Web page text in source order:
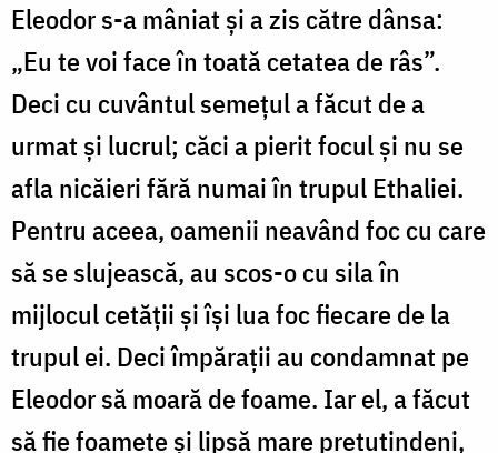
Eleodor s-a mâniat și a zis către dânsa:
„Eu te voi face în toată cetatea de râs”.
Deci cu cuvântul semețul a făcut de a
urmat și lucrul; căci a pierit focul și nu se
afla nicăieri fără numai în trupul Ethaliei.
Pentru aceea, oamenii neavând foc cu care
să se slujească, au scos-o cu sila în
mijlocul cetății și își lua foc fiecare de la
trupul ei. Deci împărații au condamnat pe
Eleodor să moară de foame. Iar el, a făcut
să fie foamete și lipsă mare pretutindeni,